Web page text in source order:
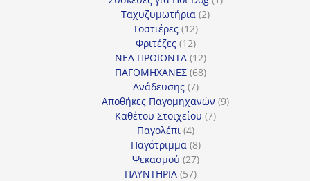
Ταχυζυμωτήρια 22
Τοστιέρες 1212
προϊόντα
Φριτέζες 1212
προϊόντα
ΝΕΑ ΠΡΟΪΟΝΤΑ 1212
προϊόντα
ΠΑΓΟΜΗΧΑΝΕΣ 6868
Ανάδευσης 77
προϊόντα
Αποθήκες Παγομηχανών 99
Καθέτου Στοιχείου 77
Παγολέπι 44
προϊόντα
Παγότριμμα 88
προϊόντα
Ψεκασμού 2727
προϊόντα
ΠΛΥΝΤΗΡΙΑ 5757